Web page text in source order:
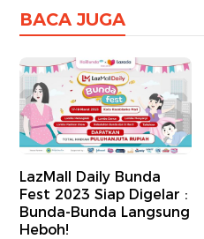
BACA JUGA
LazMall Daily Bunda
Fest 2023 Siap Digelar :
Bunda-Bunda Langsung
Heboh!